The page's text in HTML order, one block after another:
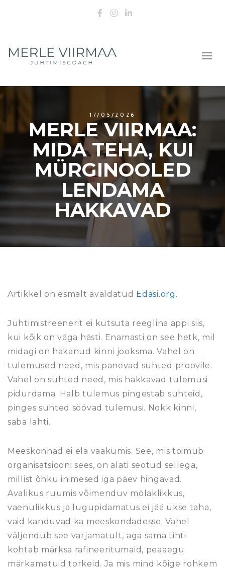
Facebook
Instagram
17/05/2026
MERLE VIIRMAA:
MIDA TEHA, KUI
MÜRGINOOLED
LENDAMA
HAKKAVAD
Artikkel on esmalt avaldatud Edasi.org .
Juhtimistreenerit ei kutsuta reeglina appi siis,
kui kõik on väga hästi. Enamasti on see hetk, mil
midagi on hakanud kinni jooksma. Vahel on
tulemused need, mis panevad suhted proovile.
Vahel on suhted need, mis hakkavad tulemusi
pidurdama. Halb tulemus pingestab suhteid,
pinges suhted söövad tulemusi. Nokk kinni,
saba lahti.
Meeskonnad ei ela vaakumis. See, mis toimub
organisatsiooni sees, on alati seotud sellega,
millist õhku inimesed iga päev hingavad.
Avalikus ruumis võimenduv mölaklikkus,
vaenulikkus ja lugupidamatus ei jää ukse taha,
vaid kanduvad ka meeskondadesse. Vahel
väljendub see varjamatult, aga sama tihti
kohtab märksa rafineeritumaid, peaaegu
märkamatuid torkeid. Ja mis mind kõige rohkem